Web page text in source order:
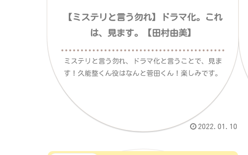
【ミステリと言う勿れ】ドラマ化。これ
は、見ます。【田村由美】
ミステリと言う勿れ、ドラマ化と言うことで、見ま
す！久能整くん役はなんと菅田くん！楽しみです。
2022.01.10